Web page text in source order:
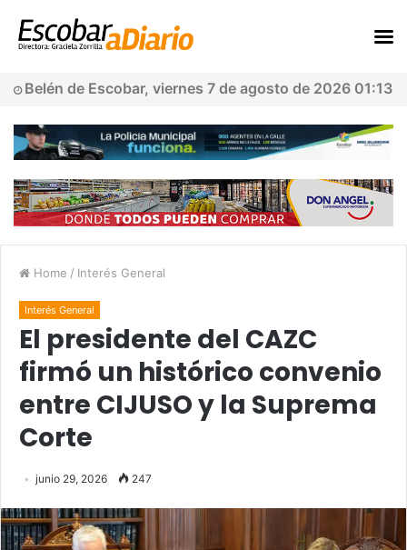
Belén de Escobar, viernes 7 de agosto de 2026 01:13
Home / Interés General
Interés General
El presidente del CAZC
firmó un histórico convenio
entre CIJUSO y la Suprema
Corte
junio 29, 2026 247